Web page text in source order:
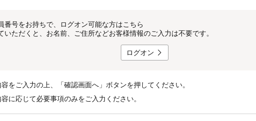
番号をお持ちで、ログオン可能な方はこちら
いただくと、お名前、ご住所などお客様情報のご入力は不要です。
ログオン
をご入力の上、「確認画面へ」ボタンを押してください。
に応じて必要事項のみをご入力ください。